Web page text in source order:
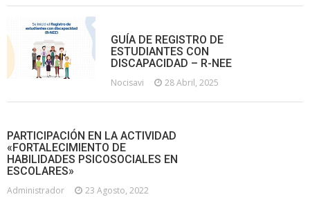
GUÍA DE REGISTRO DE
ESTUDIANTES CON
DISCAPACIDAD – R-NEE
Nocisavi 28 Abril, 2025
PARTICIPACIÓN EN LA ACTIVIDAD
«FORTALECIMIENTO DE
HABILIDADES PSICOSOCIALES EN
ESCOLARES»
Administrador 23 Agosto, 2022